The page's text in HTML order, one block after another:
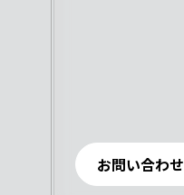
お問い合わせ